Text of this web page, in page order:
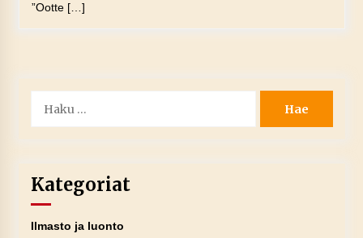
”Ootte […]
Kategoriat
Ilmasto ja luonto